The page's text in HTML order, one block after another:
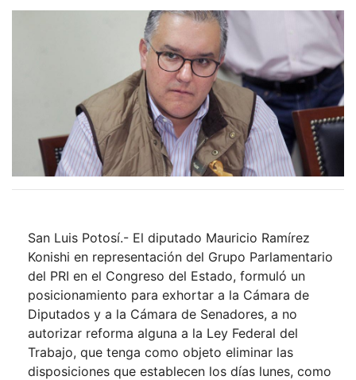
San Luis Potosí.- El diputado Mauricio Ramírez
Konishi en representación del Grupo Parlamentario
del PRI en el Congreso del Estado, formuló un
posicionamiento para exhortar a la Cámara de
Diputados y a la Cámara de Senadores, a no
autorizar reforma alguna a la Ley Federal del
Trabajo, que tenga como objeto eliminar las
disposiciones que establecen los días lunes, como